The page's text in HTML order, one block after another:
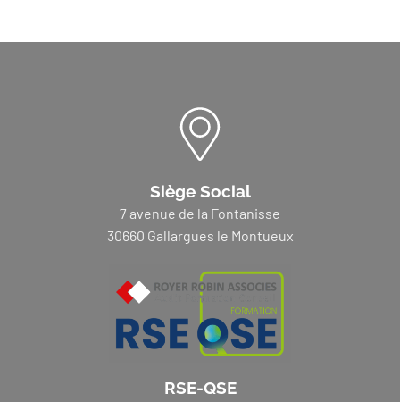
Siège Social
7 avenue de la Fontanisse
30660 Gallargues le Montueux
RSE-QSE